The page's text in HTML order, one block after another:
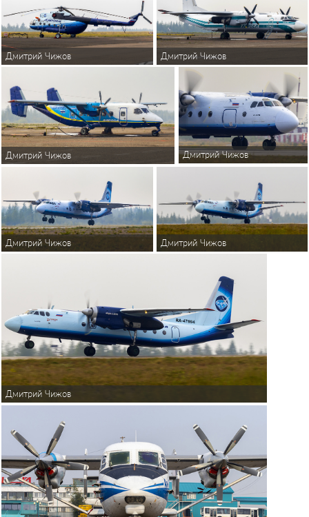
Дмитрий Чижов Дмитрий Чижов
Дмитрий Чижов Дмитрий Чижов
Дмитрий Чижов Дмитрий Чижов
Дмитрий Чижов